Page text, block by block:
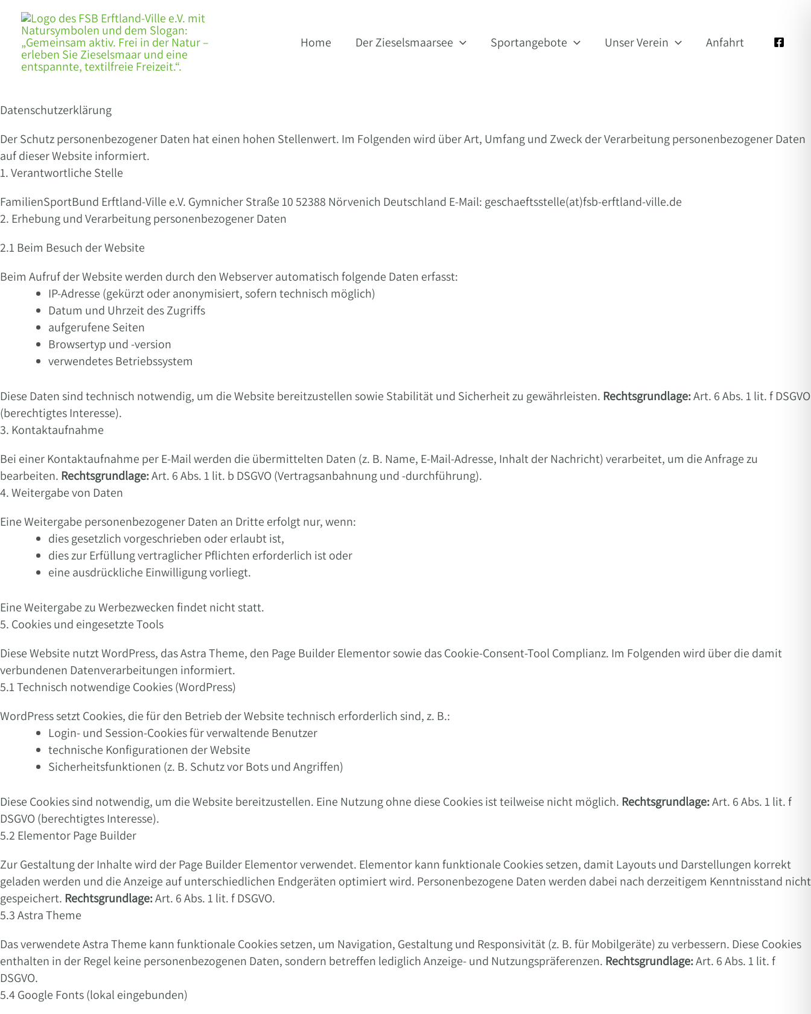
Inhalt
springen
Home Der Zieselsmaarsee Sportangebote Unser Verein Anfahrt
Datenschutzerklärung
Der Schutz personenbezogener Daten hat einen hohen Stellenwert. Im Folgenden wird über Art, Umfang und Zweck der Verarbeitung personenbezogener Daten
auf dieser Website informiert.
1. Verantwortliche Stelle
FamilienSportBund Erftland-Ville e.V. Gymnicher Straße 10 52388 Nörvenich Deutschland E-Mail: geschaeftsstelle(at)fsb-erftland-ville.de
2. Erhebung und Verarbeitung personenbezogener Daten
2.1 Beim Besuch der Website
Beim Aufruf der Website werden durch den Webserver automatisch folgende Daten erfasst:
IP-Adresse (gekürzt oder anonymisiert, sofern technisch möglich)
Datum und Uhrzeit des Zugriffs
aufgerufene Seiten
Browsertyp und -version
verwendetes Betriebssystem
Diese Daten sind technisch notwendig, um die Website bereitzustellen sowie Stabilität und Sicherheit zu gewährleisten. Rechtsgrundlage:Art. 6 Abs. 1 lit. f DSGVO
(berechtigtes Interesse).
3. Kontaktaufnahme
Bei einer Kontaktaufnahme per E-Mail werden die übermittelten Daten (z. B. Name, E-Mail-Adresse, Inhalt der Nachricht) verarbeitet, um die Anfrage zu
bearbeiten. Rechtsgrundlage:Art. 6 Abs. 1 lit. b DSGVO (Vertragsanbahnung und -durchführung).
4. Weitergabe von Daten
Eine Weitergabe personenbezogener Daten an Dritte erfolgt nur, wenn:
dies gesetzlich vorgeschrieben oder erlaubt ist,
dies zur Erfüllung vertraglicher Pflichten erforderlich ist oder
eine ausdrückliche Einwilligung vorliegt.
Eine Weitergabe zu Werbezwecken findet nicht statt.
5. Cookies und eingesetzte Tools
Diese Website nutzt WordPress, das Astra Theme, den Page Builder Elementor sowie das Cookie-Consent-Tool Complianz. Im Folgenden wird über die damit
verbundenen Datenverarbeitungen informiert.
5.1 Technisch notwendige Cookies (WordPress)
WordPress setzt Cookies, die für den Betrieb der Website technisch erforderlich sind, z. B.:
Login- und Session-Cookies für verwaltende Benutzer
technische Konfigurationen der Website
Sicherheitsfunktionen (z. B. Schutz vor Bots und Angriffen)
Diese Cookies sind notwendig, um die Website bereitzustellen. Eine Nutzung ohne diese Cookies ist teilweise nicht möglich. Rechtsgrundlage:Art. 6 Abs. 1 lit. f
DSGVO (berechtigtes Interesse).
5.2 Elementor Page Builder
Zur Gestaltung der Inhalte wird der Page Builder Elementor verwendet. Elementor kann funktionale Cookies setzen, damit Layouts und Darstellungen korrekt
geladen werden und die Anzeige auf unterschiedlichen Endgeräten optimiert wird. Personenbezogene Daten werden dabei nach derzeitigem Kenntnisstand nicht
gespeichert. Rechtsgrundlage:Art. 6 Abs. 1 lit. f DSGVO.
5.3 Astra Theme
Das verwendete Astra Theme kann funktionale Cookies setzen, um Navigation, Gestaltung und Responsivität (z. B. für Mobilgeräte) zu verbessern. Diese Cookies
enthalten in der Regel keine personenbezogenen Daten, sondern betreffen lediglich Anzeige- und Nutzungspräferenzen. Rechtsgrundlage:Art. 6 Abs. 1 lit. f
DSGVO.
5.4 Google Fonts (lokal eingebunden)